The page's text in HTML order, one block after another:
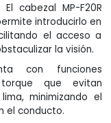
El cabezal MP-F20R
introducirlo en
el acceso a
la visión.
con funciones
que evitan
minimizando el
el conducto.